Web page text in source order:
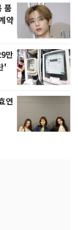
품
약
만
'
연